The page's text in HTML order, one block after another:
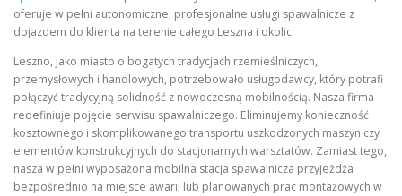
oferuje w pełni autonomiczne, profesjonalne usługi spawalnicze z
dojazdem do klienta na terenie całego Leszna i okolic.
Leszno, jako miasto o bogatych tradycjach rzemieślniczych,
przemysłowych i handlowych, potrzebowało usługodawcy, który potrafi
połączyć tradycyjną solidność z nowoczesną mobilnością. Nasza firma
redefiniuje pojęcie serwisu spawalniczego. Eliminujemy konieczność
kosztownego i skomplikowanego transportu uszkodzonych maszyn czy
elementów konstrukcyjnych do stacjonarnych warsztatów. Zamiast tego,
nasza w pełni wyposażona mobilna stacja spawalnicza przyjeżdża
bezpośrednio na miejsce awarii lub planowanych prac montażowych w